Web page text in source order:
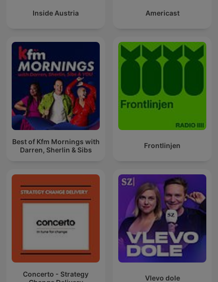
Inside Austria Americast
Best of Kfm Mornings with
Darren, Sherlin & Sibs
Frontlinjen
Concerto - Strategy
Vlevo dole